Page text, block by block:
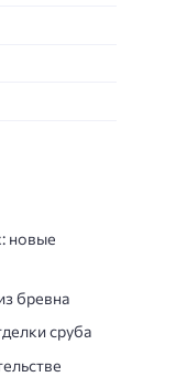
новые
бревна
сруба